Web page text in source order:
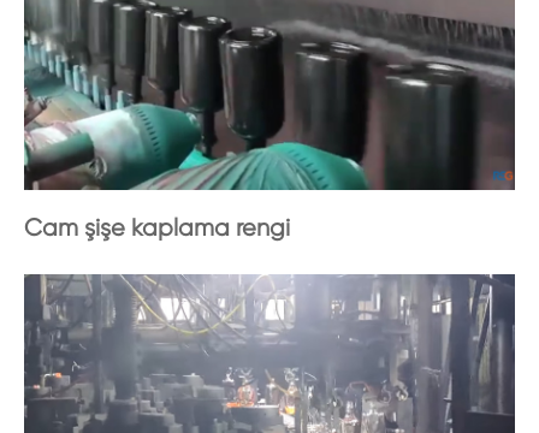
Cam şişe kaplama rengi